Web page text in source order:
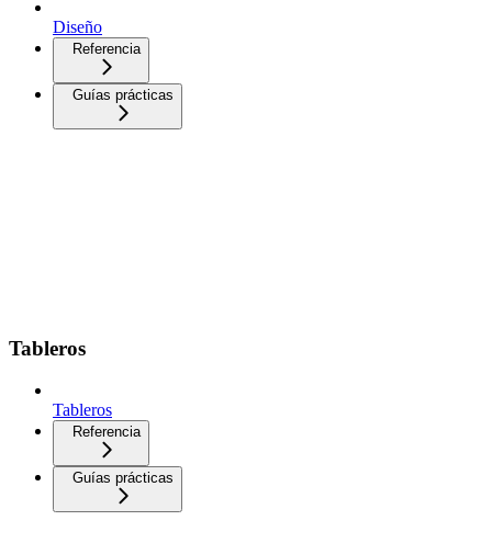
Diseño
Referencia
Guías prácticas
Tableros
Tableros
Referencia
Guías prácticas